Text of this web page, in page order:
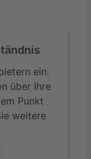
ein.
über Ihre
Punkt
weitere